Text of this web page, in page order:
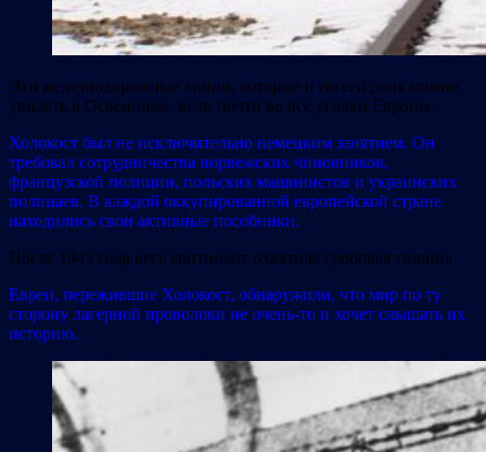
Эти железнодорожные линии, которые и по сей день можно
увидеть в Освенциме, вели почти во все уголки Европы.
Холокост был не исключительно немецким занятием. Он
требовал сотрудничества норвежских чиновников,
французской полиции, польских машинистов и украинских
полицаев. В каждой оккупированной европейской стране
находились свои активные пособники.
После 1945 года весь континент охватила гробовая тишина.
Евреи, пережившие Холокост, обнаружили, что мир по ту
сторону лагерной проволоки не очень-то и хочет слышать их
историю.